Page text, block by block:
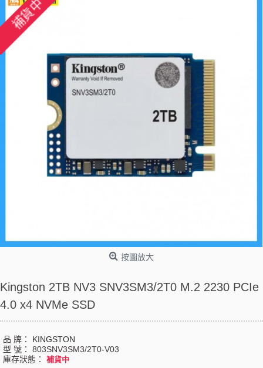
按圖放大
Kingston 2TB NV3 SNV3SM3/2T0 M.2 2230 PCIe
4.0 x4 NVMe SSD
品 牌： KINGSTON
型 號： 803SNV3SM3/2T0-V03
庫存狀態： 補貨中